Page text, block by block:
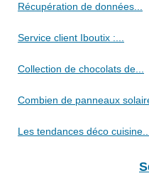
Récupération de données...
Service client Iboutix :...
Collection de chocolats de...
Combien de panneaux
Les tendances déco